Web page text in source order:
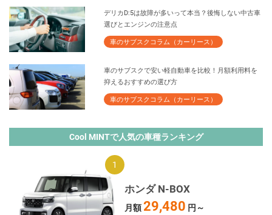
デリカD:5は故障が多いって本当？後悔しない中古車
選びとエンジンの注意点
車のサブスクコラム（カーリース）
車のサブスクで安い軽自動車を比較！月額利用料を
抑えるおすすめの選び方
車のサブスクコラム（カーリース）
Cool MINTで人気の車種ランキング
ホンダ N-BOX
月額29,480 円～